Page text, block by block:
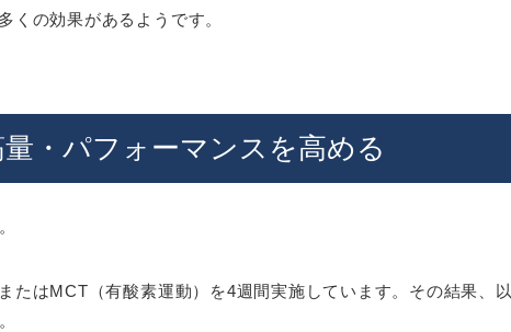
くの効果があるようです。
・パフォーマンスを高める
たはMCT（有酸素運動）を4週間実施しています。その結果、以